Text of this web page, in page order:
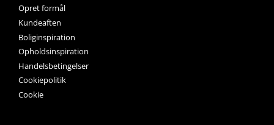
Opret formål
Kundeaften
Boliginspiration
Opholdsinspiration
Handelsbetingelser
Cookiepolitik
Cookie